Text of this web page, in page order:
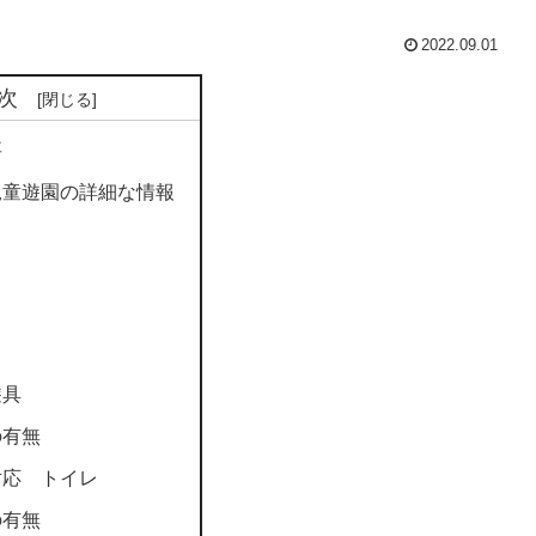
2022.09.01
遊園の詳細な情報
無
応 トイレ
無